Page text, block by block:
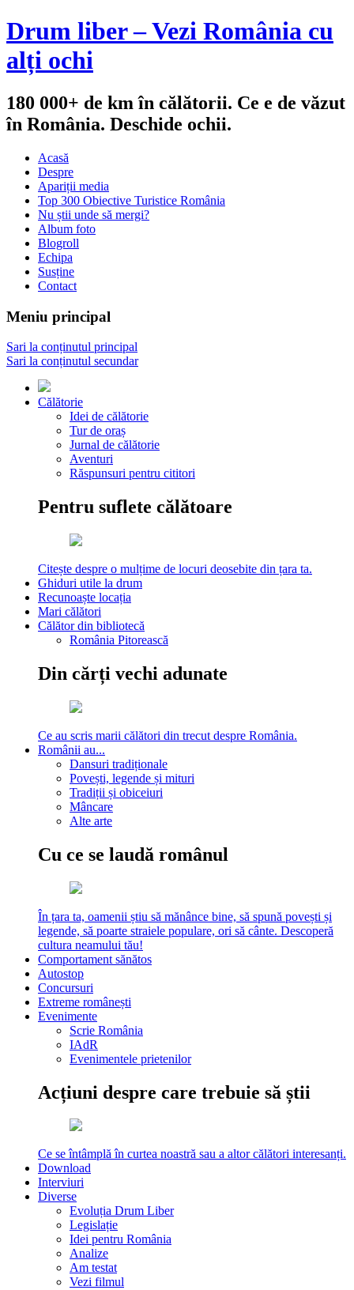
Drum liber – Vezi România cu
alți ochi
180 000+ de km în călătorii. Ce e de văzut
în România. Deschide ochii.
Acasă
Despre
Apariții media
Top 300 Obiective Turistice România
Nu știi unde să mergi?
Album foto
Blogroll
Echipa
Susține
Contact
Meniu principal
Sari la conținutul principal
Sari la conținutul secundar
Călătorie
Idei de călătorie
Tur de oraș
Jurnal de călătorie
Aventuri
Răspunsuri pentru cititori
Pentru suflete călătoare
Citește despre o mulțime de locuri deosebite din țara ta.
Ghiduri utile la drum
Recunoaște locația
Mari călători
Călător din bibliotecă
România Pitorească
Din cărți vechi adunate
Ce au scris marii călători din trecut despre România.
Românii au...
Dansuri tradiționale
Povești, legende și mituri
Tradiții și obiceiuri
Mâncare
Alte arte
Cu ce se laudă românul
În țara ta, oamenii știu să mănânce bine, să spună povești și
legende, să poarte straiele populare, ori să cânte. Descoperă
cultura neamului tău!
Comportament sănătos
Autostop
Concursuri
Extreme românești
Evenimente
Scrie România
IAdR
Evenimentele prietenilor
Acțiuni despre care trebuie să știi
Ce se întâmplă în curtea noastră sau a altor călători interesanți.
Download
Interviuri
Diverse
Evoluția Drum Liber
Legislație
Idei pentru România
Analize
Am testat
Vezi filmul